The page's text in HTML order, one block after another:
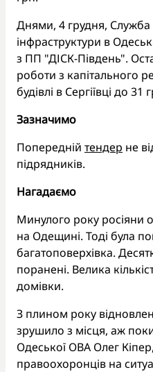
Днями, 4 грудня, Служба
інфраструктури в
з ПП "ДІСК-Південь".
роботи з капітального
будівлі в Сергіївці до
Зазначимо
Попередній тендер не
підрядників.
Нагадаємо
Минулого року росіяни
на Одещині. Тоді була
багатоповерхівка.
поранені. Велика
домівки.
З плином року
зрушило з місця, аж
Одеської ОВА Олег
правоохоронців на